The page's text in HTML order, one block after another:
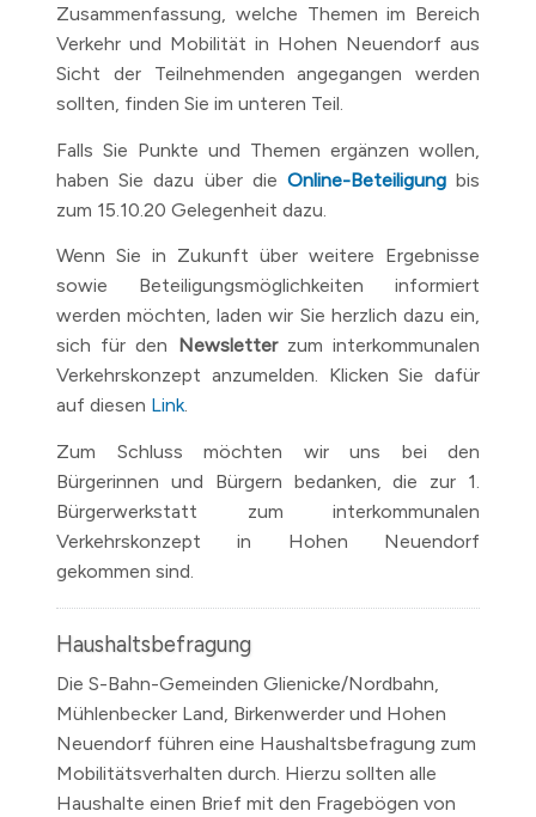
Zusammenfassung, welche Themen im Bereich
Verkehr und Mobilität in Hohen Neuendorf aus
Sicht der Teilnehmenden angegangen werden
sollten, finden Sie im unteren Teil.
Falls Sie Punkte und Themen ergänzen wollen,
haben Sie dazu über die Online-Beteiligungbis
zum 15.10.20 Gelegenheit dazu.
Wenn Sie in Zukunft über weitere Ergebnisse
sowie Beteiligungsmöglichkeiten informiert
werden möchten, laden wir Sie herzlich dazu ein,
sich für den
Newsletterzum interkommunalen
Verkehrskonzept anzumelden. Klicken Sie dafür
auf diesen Link.
Zum Schluss möchten wir uns bei den
Bürgerinnen und Bürgern bedanken, die zur 1.
Bürgerwerkstatt zum interkommunalen
Verkehrskonzept in Hohen Neuendorf
gekommen sind.
Haushaltsbefragung
Die S-Bahn-Gemeinden Glienicke/Nordbahn,
Mühlenbecker Land, Birkenwerder und Hohen
Neuendorf führen eine Haushaltsbefragung zum
Mobilitätsverhalten durch. Hierzu sollten alle
Haushalte einen Brief mit den Fragebögen von